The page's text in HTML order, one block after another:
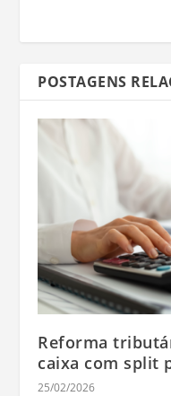
POSTAGENS
Reforma
caixa com split
25/02/2026